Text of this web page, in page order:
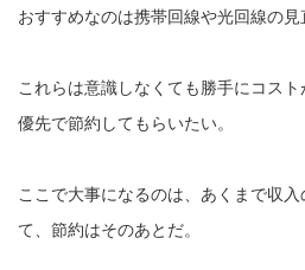
おすすめなのは携帯回線や光回線の見
これらは意識しなくても勝手にコス
優先で節約してもらいたい。
ここで大事になるのは、あくまで収
て、節約はそのあとだ。